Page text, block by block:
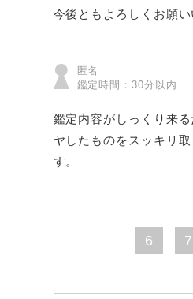
今後ともよろしくお願い
匿名
鑑定時間：30分以内
鑑定内容がしっくり来
ヤしたものをスッキリ
す。
6 7